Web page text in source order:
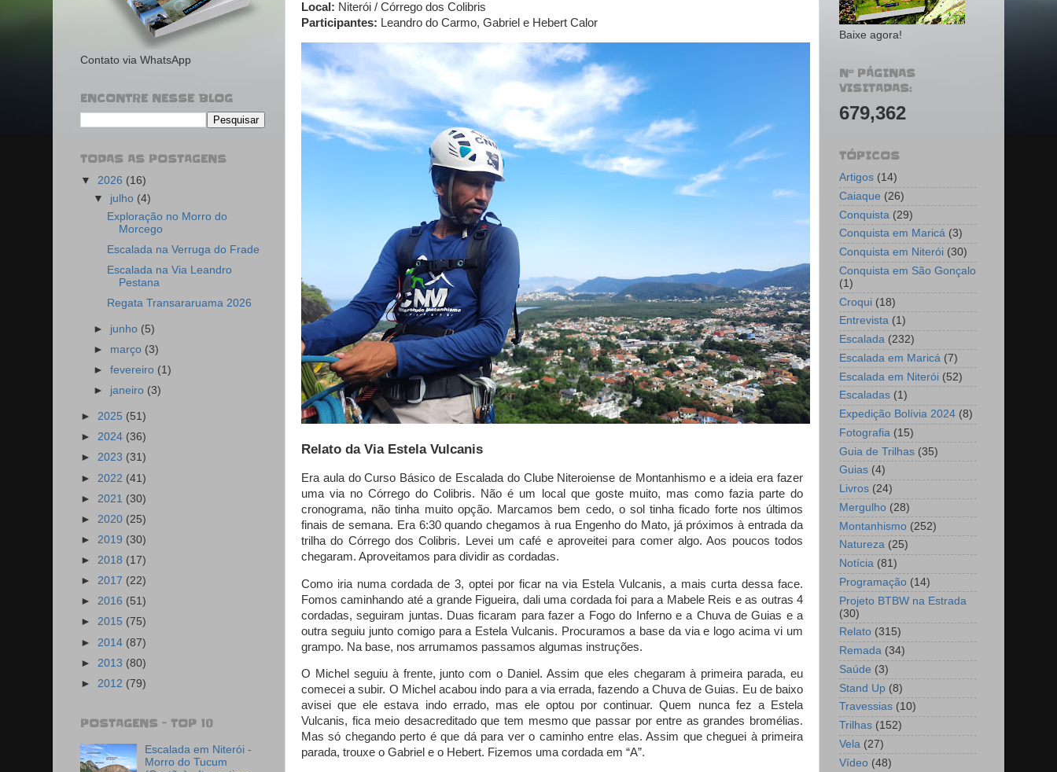
Local: Niterói / Córrego dos Colibris
Participantes: Leandro do Carmo, Gabriel e Hebert Calor
Relato da Via Estela Vulcanis
Era aula do Curso Básico de Escalada do Clube Niteroiense de Montanhismo e a ideia era fazer
uma via no Córrego do Colibris. Não é um local que goste muito, mas como fazia parte do
cronograma, não tinha muito opção. Marcamos bem cedo, o sol tinha ficado forte nos últimos
finais de semana. Era 6:30 quando chegamos à rua Engenho do Mato, já próximos à entrada da
trilha do Córrego dos Colibris. Levei um café e aproveitei para comer algo. Aos poucos todos
chegaram. Aproveitamos para dividir as cordadas.
Como iria numa cordada de 3, optei por ficar na via Estela Vulcanis, a mais curta dessa face.
Fomos caminhando até a grande Figueira, dali uma cordada foi para a Mabele Reis e as outras 4
cordadas, seguiram juntas. Duas ficaram para fazer a Fogo do Inferno e a Chuva de Guias e a
outra seguiu junto comigo para a Estela Vulcanis. Procuramos a base da via e logo acima vi um
grampo. Na base, nos arrumamos passamos algumas instruções.
O Michel seguiu à frente, junto com o Daniel. Assim que eles chegaram à primeira parada, eu
comecei a subir. O Michel acabou indo para a via errada, fazendo a Chuva de Guias. Eu de baixo
avisei que ele estava indo errado, mas ele optou por continuar. Quem nuncafez a Estela
Vulcanis, fica meio desacreditado que tem mesmo que passar por entre as grandes bromélias.
Mas só chegando perto é que dá para ver o caminho entre elas. Assim que cheguei à primeira
parada, trouxe o Gabriel e o Hebert. Fizemos uma cordada em “A”.
Contato via WhatsApp
ENCONTRE NESSE BLOG
TODAS AS POSTAGENS
▼ 2026 (16)
▼ julho (4)
Exploração no Morro do
Morcego
Escalada na Verruga do Frade
Escalada na Via Leandro
Pestana
Regata Transararuama 2026
► junho (5)
► março (3)
►fevereiro (1)
► janeiro (3)
► 2025 (51)
► 2024 (36)
► 2023 (31)
► 2022 (41)
► 2021 (30)
► 2020 (25)
► 2019 (30)
► 2018 (17)
► 2017 (22)
► 2016 (51)
► 2015 (75)
► 2014 (87)
► 2013 (80)
► 2012 (79)
POSTAGENS - TOP 10
Escalada em Niterói -
Morro do Tucum
Baixe agora!
Nº PÁGINAS
VISITADAS:
679,362
TÓPICOS
Artigos (14)
Caiaque (26)
Conquista (29)
Conquista em Maricá (3)
Conquista em Niterói (30)
Conquista em São Gonçalo
(1)
Croqui (18)
Entrevista (1)
Escalada (232)
Escalada em Maricá (7)
Escalada em Niterói (52)
Escaladas (1)
Expedição Bolívia 2024 (8)
Fotografia (15)
Guia de Trilhas (35)
Guias (4)
Livros (24)
Mergulho (28)
Montanhismo (252)
Natureza (25)
Notícia (81)
Programação (14)
Projeto BTBW na Estrada
(30)
Relato (315)
Remada (34)
Saúde (3)
Stand Up (8)
Travessias (10)
Trilhas (152)
Vela (27)
Vídeo (48)